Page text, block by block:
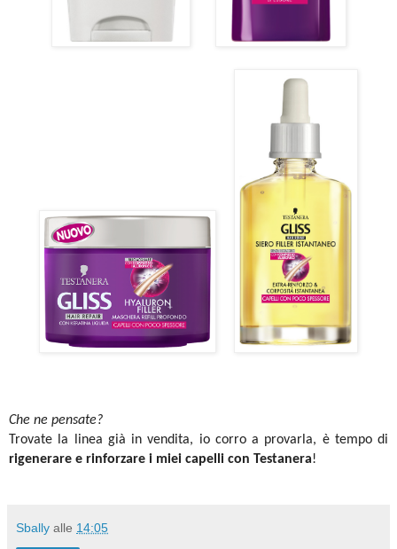
Che ne pensate?
Trovate la linea già in vendita, io corro a provarla, è tempo di
rigenerare e rinforzare i miei capelli con Testanera!
Sbally alle 14:05